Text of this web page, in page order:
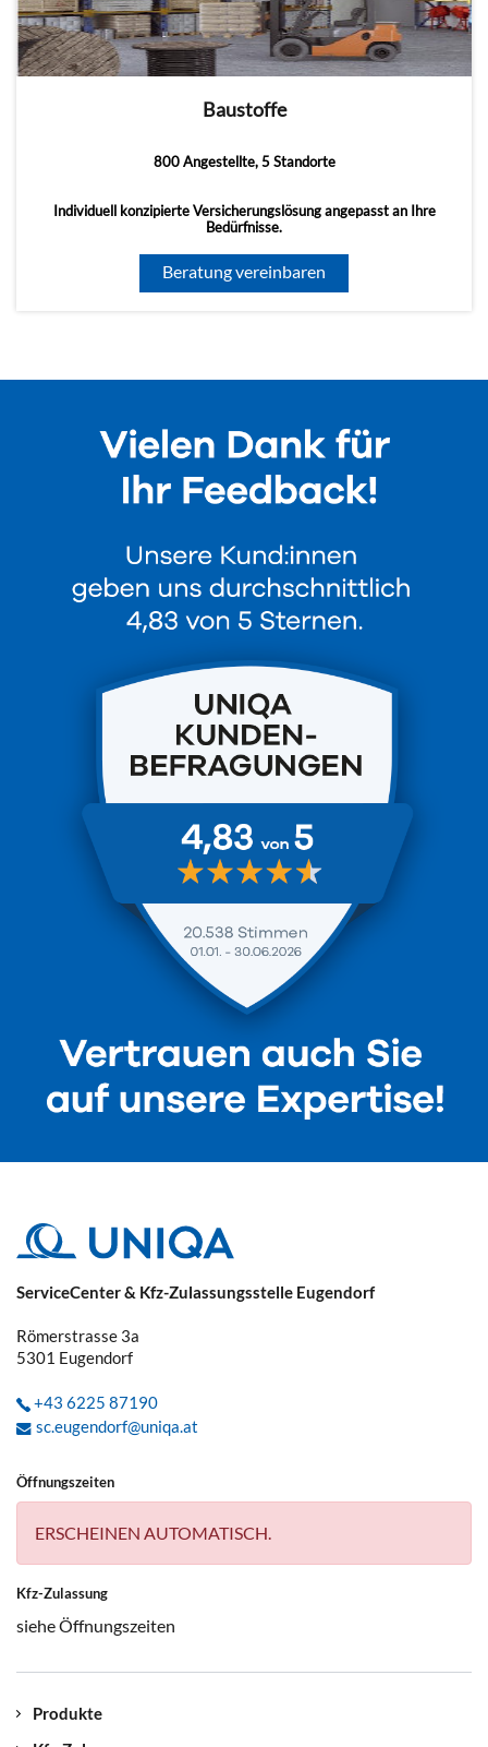
Baustoffe
800 Angestellte, 5 Standorte
Individuell konzipierte Versicherungslösung angepasst an Ihre
Bedürfnisse.
Beratung vereinbaren
ServiceCenter & Kfz-Zulassungsstelle Eugendorf
Römerstrasse 3a
5301 Eugendorf
+43 6225 87190
sc.eugendorf@uniqa.at
Öffnungszeiten
ERSCHEINEN AUTOMATISCH.
Kfz-Zulassung
siehe Öffnungszeiten
Produkte